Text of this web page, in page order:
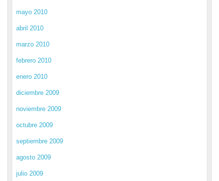
mayo 2010
abril 2010
marzo 2010
febrero 2010
enero 2010
diciembre 2009
noviembre 2009
octubre 2009
septiembre 2009
agosto 2009
julio 2009